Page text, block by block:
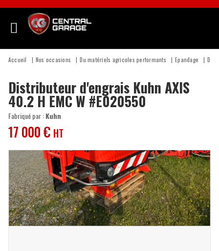
Accueil Nos occasions Du matériels agricoles performants Epandage
Distributeur d'engrais KuhnAXIS
40.2 H EMC W #E020550
17 000€ HT
Fabriqué par :Kuhn